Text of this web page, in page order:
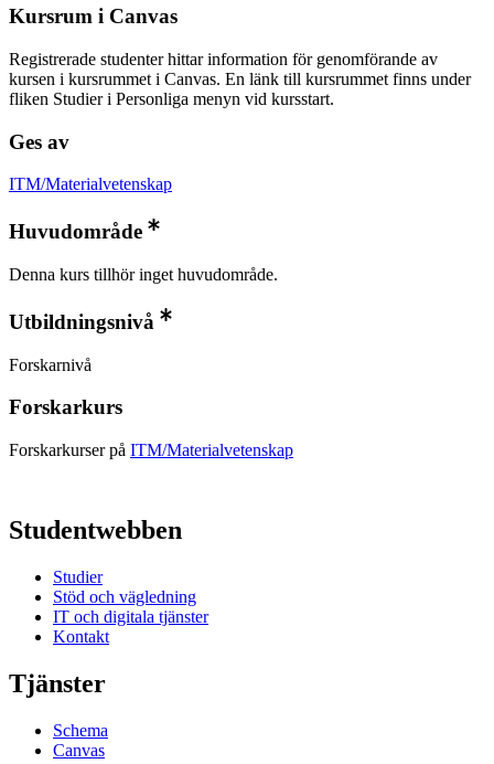
Kursrum i Canvas
Registrerade studenter hittar information för genomförande av
kursen i kursrummet i Canvas. En länk till kursrummet finns under
fliken Studier i Personliga menyn vid kursstart.
Ges av
ITM/Materialvetenskap
Huvudområde
Denna kurs tillhör inget huvudområde.
Utbildningsnivå
Forskarnivå
Forskarkurs
Forskarkurser på ITM/Materialvetenskap
Studentwebben
Studier
Stöd och vägledning
IT och digitala tjänster
Kontakt
Tjänster
Schema
Canvas